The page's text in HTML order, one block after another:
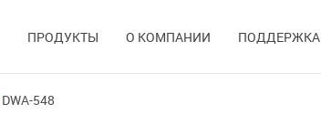
ПРОДУКТЫ О КОМПАНИИ ПОДДЕРЖКА
DWA-548